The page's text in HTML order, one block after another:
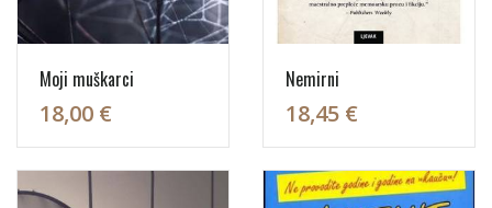
Moji muškarci
18,00 €
Nemirni
18,45 €